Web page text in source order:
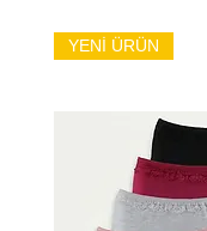
YENİ ÜRÜN